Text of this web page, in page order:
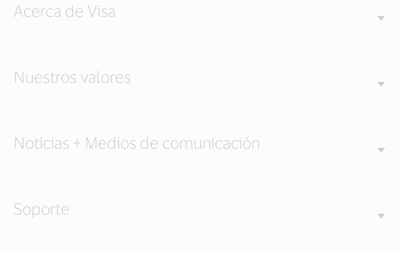
Acerca de Visa
Nuestros valores
Noticias + Medios de comunicación
Soporte